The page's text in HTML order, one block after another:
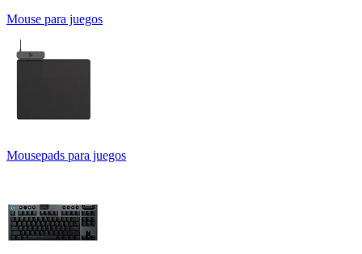
Mouse para juegos
Mousepads para juegos